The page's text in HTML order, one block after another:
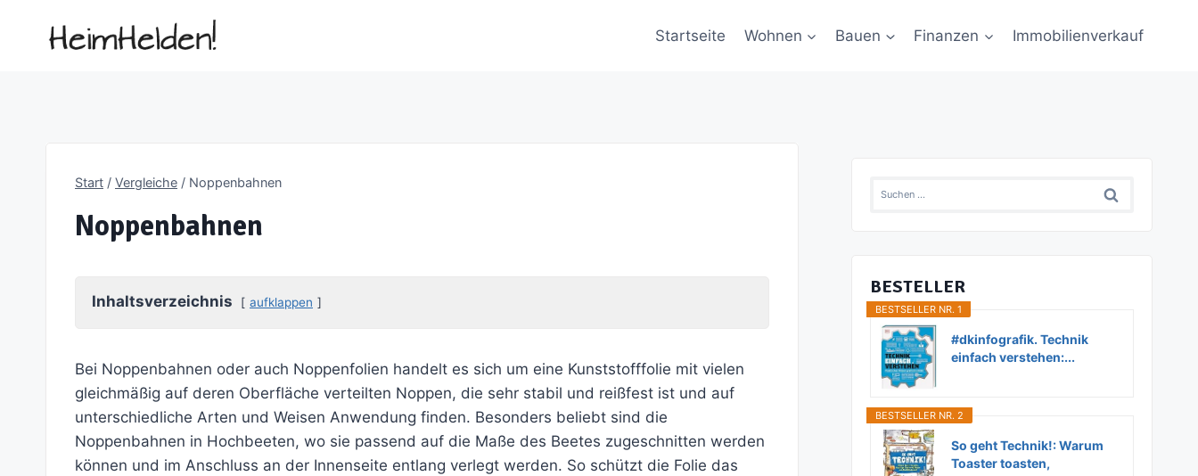
Startseite Wohnen Bauen Finanzen Immobilienverkauf
Start / Vergleiche / Noppenbahnen
Noppenbahnen
Inhaltsverzeichnis aufklappen
Bei Noppenbahnen oder auch Noppenfolien handelt es sich um eine Kunststofffolie mit vielen
gleichmäßig auf deren Oberfläche verteilten Noppen, die sehr stabil und reißfest ist und auf
unterschiedliche Arten und Weisen Anwendung finden. Besonders beliebt sind die
Noppenbahnen in Hochbeeten, wo sie passend auf die Maße des Beetes zugeschnitten werden
können und im Anschluss an der Innenseite entlang verlegt werden. So schützt die Folie das
Suchen
BESTELLER
BESTSELLER NR. 1
#dkinfografik. Technik
einfach verstehen:...
BESTSELLER NR. 2
So geht Technik!: Warum
Toaster toasten,